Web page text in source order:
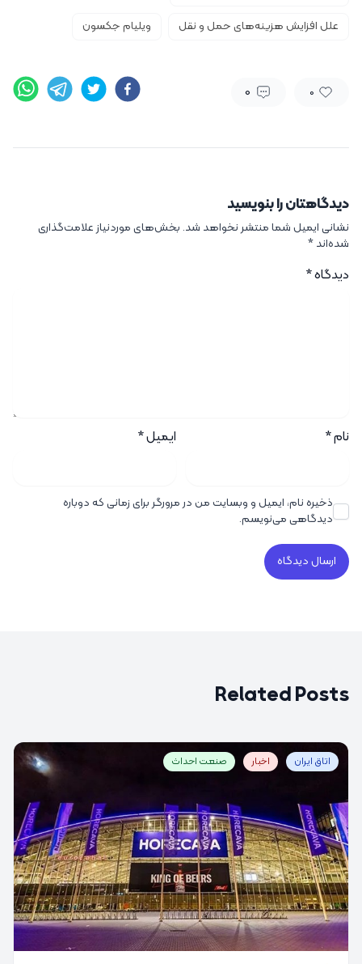
علل افزایش هزینه‌های حمل و نقل
ویلیام جکسون
0
0
دیدگاهتان را بنویسید
نشانی ایمیل شما منتشر نخواهد شد. بخش‌های موردنیاز علامت‌گذاری
شده‌اند*
دیدگاه*
نام* ایمیل*
ذخیره نام، ایمیل و وبسایت من در مرورگر برای زمانی که دوباره
دیدگاهی می‌نویسم.
Related Posts
اتاق ایران اخبار صنعت احداث